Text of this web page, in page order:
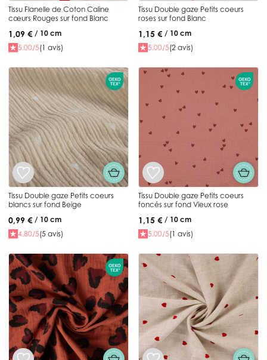
Tissu Flanelle de Coton Caline
cœurs Rouges sur fond Blanc
1,09 € / 10 cm
5.00/5(1 avis)
Tissu Double gaze Petits coeurs
roses sur fond Blanc
1,15 € / 10 cm
5.00/5(2 avis)
Tissu Double gaze Petits coeurs
blancs sur fond Beige
0,99 € / 10 cm
4.80/5(5 avis)
Tissu Double gaze Petits coeurs
foncés sur fond Vieux rose
1,15 € / 10 cm
5.00/5(1 avis)